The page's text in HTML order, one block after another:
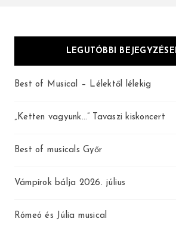
LEGUTÓBBI
Best of Musical – Lélektől lélekig
„Ketten vagyunk…” Tavaszi kiskoncert
Best of musicals Győr
Vámpírok bálja 2026. július
Rómeó és Júlia musical